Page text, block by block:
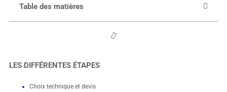
Table des matières
LES DIFFÉRENTES ÉTAPES
Choix technique et devis